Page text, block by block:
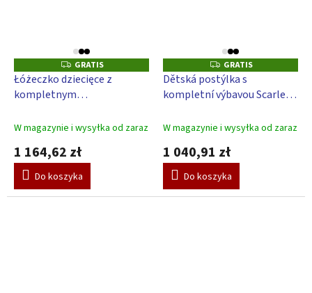
G
R
A
T
GRATIS
Łóżeczko dziecięce z
kompletnym
Blanka 120 x 60 cm – białe
W magazynie i wysyłka od zaraz
1 164,62 zł
Do koszyka
G
R
A
T
I
GRATIS
Dětská postýlka s
kompletní výbavou Scarlett
W magazynie i wysyłka od zaraz
1 040,91 zł
Do koszyka